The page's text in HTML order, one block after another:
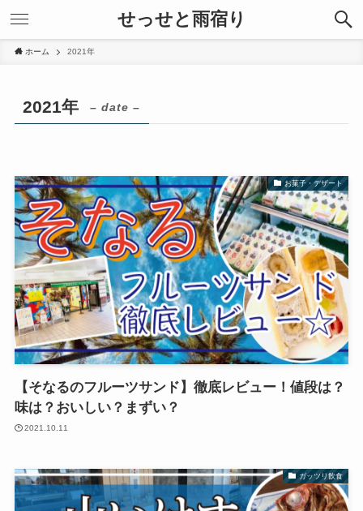
せっせと雨宿り
ホーム 2021年
2021年 – date –
お菓子・デザート
【そなるのフルーツサンド】徹底レビュー！値段は？
味は？おいしい？まずい？
2021.10.11
ガッツリ飲食